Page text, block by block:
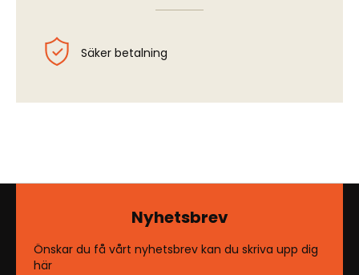
Säker betalning
Nyhetsbrev
Önskar du få vårt nyhetsbrev kan du skriva upp dig
här